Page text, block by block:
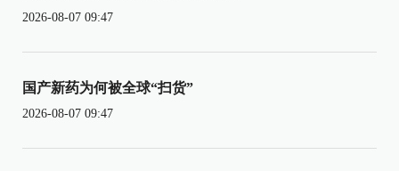
2026-08-07 09:47
国产新药为何被全球“扫货”
2026-08-07 09:47